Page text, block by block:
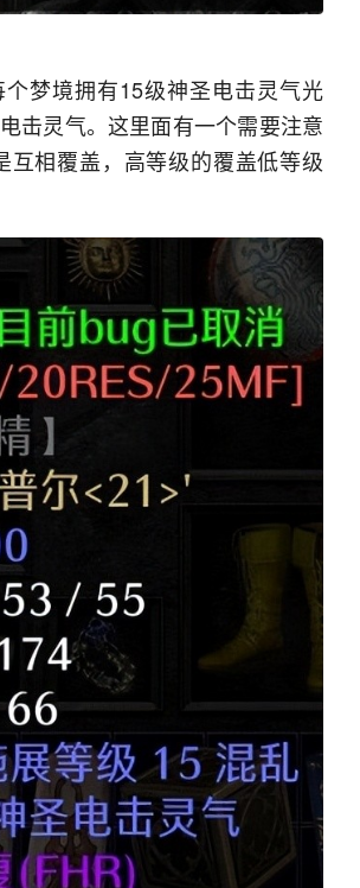
梦境拥有15级神圣电击灵气光
击灵气。这里面有一个需要注意
相覆盖，高等级的覆盖低等级